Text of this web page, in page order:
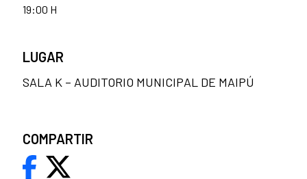
19:00 H
LUGAR
SALA K – AUDITORIO MUNICIPAL DE MAIPÚ
COMPARTIR